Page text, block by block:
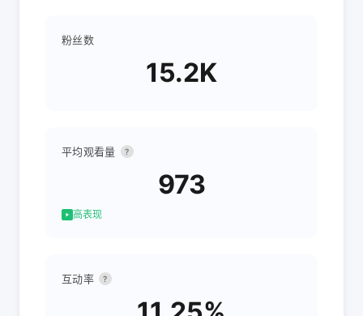
粉丝数
15.2K
平均观看量 ?
973
高表现
互动率 ?